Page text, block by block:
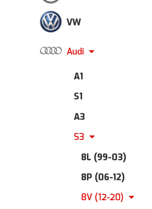
VW
Audi
A1
S1
A3
S3
8L (99-03)
8P (06-12)
8V (12-20)